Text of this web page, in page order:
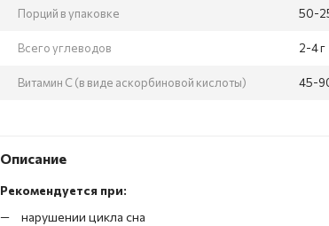
Порций в упаковке 50-
Всего углеводов 2-4 г
Витамин С (в виде аскорбиновой кислоты) 45-
Описание
Рекомендуется при:
нарушении цикла сна